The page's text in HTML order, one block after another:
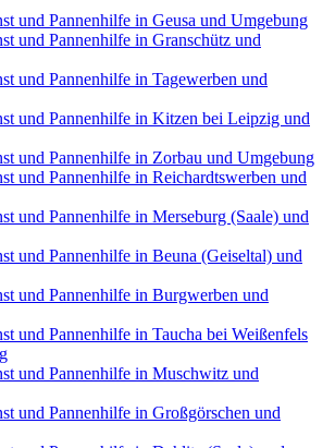
und Pannenhilfe in Geusa und Umgebung
und Pannenhilfe in Granschütz und
und Pannenhilfe in Tagewerben und
und Pannenhilfe in Kitzen bei Leipzig und
und Pannenhilfe in Zorbau und Umgebung
und Pannenhilfe in Reichardtswerben und
und Pannenhilfe in Merseburg (Saale) und
und Pannenhilfe in Beuna (Geiseltal) und
und Pannenhilfe in Burgwerben und
und Pannenhilfe in Taucha bei Weißenfels
und Pannenhilfe in Muschwitz und
und Pannenhilfe in Großgörschen und